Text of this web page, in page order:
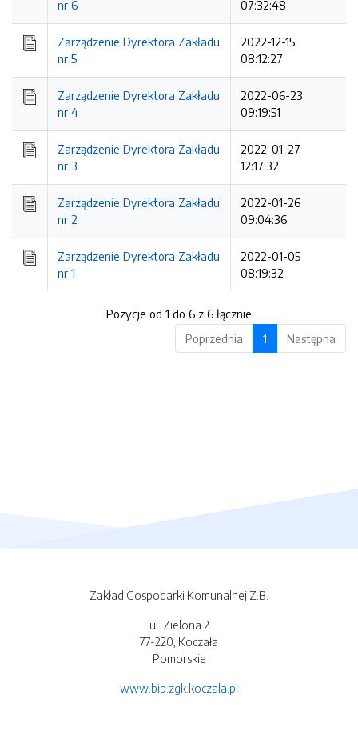
nr 6
07:32:48
Zarządzenie Dyrektora Zakładu
nr 5
2022-12-15
08:12:27
Zarządzenie Dyrektora Zakładu
nr 4
2022-06-23
09:19:51
Zarządzenie Dyrektora Zakładu
nr 3
2022-01-27
12:17:32
Zarządzenie Dyrektora Zakładu
nr 2
2022-01-26
09:04:36
Zarządzenie Dyrektora Zakładu
nr 1
2022-01-05
08:19:32
Pozycje od 1 do 6 z 6 łącznie
Poprzednia
1 Następna
Zakład Gospodarki Komunalnej Z.B.
ul. Zielona 2
77-220, Koczała
Pomorskie
www.bip.zgk.koczala.pl